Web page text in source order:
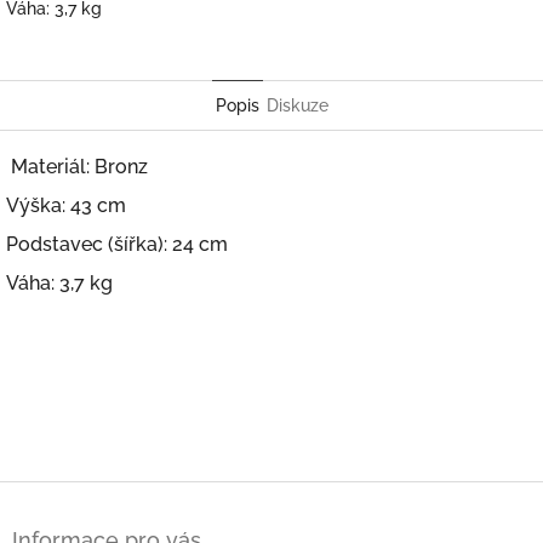
Váha: 3,7 kg
Popis Diskuze
Materiál: Bronz
Výška: 43 cm
Podstavec (šířka): 24 cm
Váha: 3,7 kg